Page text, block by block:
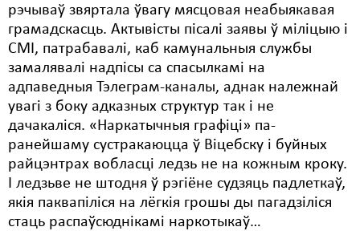
рэчываў звяртала ўвагу мясцовая неабыякавая
грамадскасць. Актывісты пісалі заявы ў міліцыю і
СМІ, патрабавалі, каб камунальныя службы
замалявалі надпісы са спасылкамі на
адпаведныя Тэлеграм-каналы, аднак належнай
увагі з боку адказных структур так і не
дачакаліся. «Наркатычныя графіці» па-
ранейшаму сустракаюцца ў Віцебску і буйных
райцэнтрах вобласці ледзь не на кожным кроку.
І ледзьве не штодня ў рэгіёне судзяць падлеткаў,
якія паквапіліся на лёгкія грошы ды пагадзіліся
стаць распаўсюднікамі наркотыкаў…
Палітвязьні
Праваабаронцы
Пэнітэнцыярная сыстэма
Распальваньне варожасьці
Рознае
Свабода слова